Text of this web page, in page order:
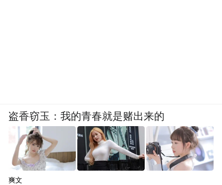
盗香窃玉：我的青春就是赌出来的
爽文